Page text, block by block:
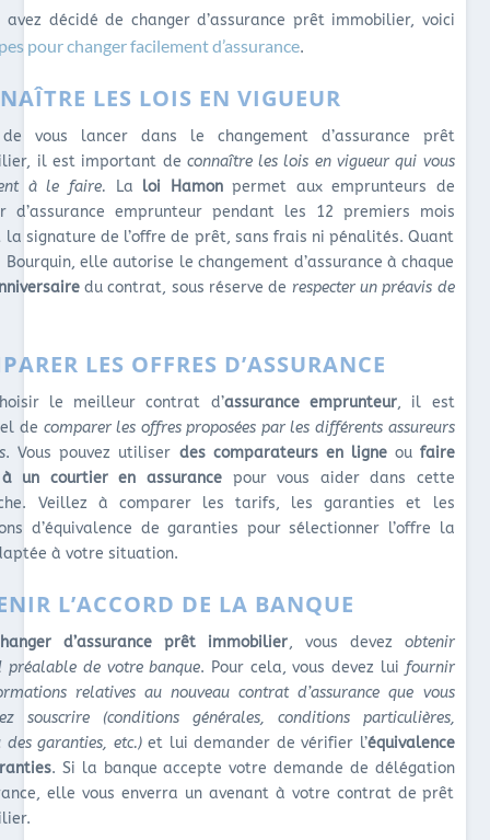
avez décidé de changer d’assurance prêt immobilier, voici
pour changer facilement d’assurance.
LES LOIS EN VIGUEUR
vous lancer dans le changement d’assurance prêt
il est important de connaître les lois en vigueur qui vous
à le faire. La loi Hamonpermet aux emprunteurs de
d’assurance emprunteur pendant les 12 premiers mois
la signature de l’offre de prêt, sans frais ni pénalités. Quant
elle autorise le changement d’assurance à chaque
du contrat, sous réserve de respecter un préavis de
LES OFFRES D’ASSURANCE
le meilleur contrat d’assurance emprunteur, il est
de comparer les offres proposées par les différents assureurs
. Vous pouvez utiliser des comparateurs en ligneou faire
un courtier en assurance pour vous aider dans cette
Veillez à comparer les tarifs, les garanties et les
d’équivalence de garanties pour sélectionner l’offre la
à votre situation.
L’ACCORD DE LA BANQUE
d’assurance prêt immobilier, vous devez obtenir
préalable de votre banque. Pour cela, vous devez lui fournir
relatives au nouveau contrat d’assurance que vous
souscrire (conditions générales, conditions particulières,
des garanties, etc.)et lui demander de vérifier l’équivalence
. Si la banque accepte votre demande de délégation
elle vous enverra un avenant à votre contrat de prêt